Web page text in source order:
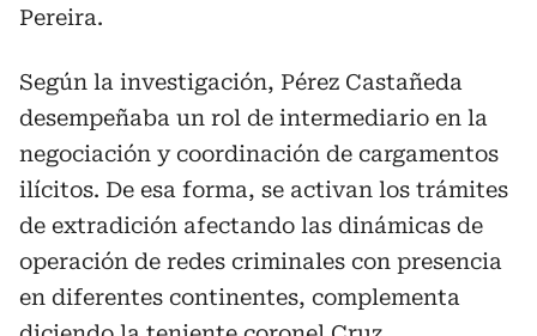
Pereira.
Según la investigación, Pérez Castañeda
desempeñaba un rol de intermediario en la
negociación y coordinación de cargamentos
ilícitos. De esa forma, se activan los trámites
de extradición afectando las dinámicas de
operación de redes criminales con presencia
en diferentes continentes, complementa